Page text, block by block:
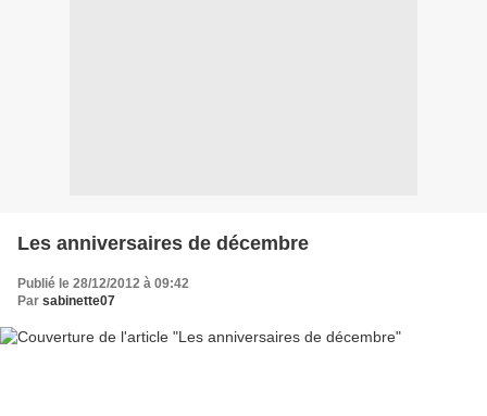
Les anniversaires de décembre
Publié le 28/12/2012 à 09:42
Par sabinette07